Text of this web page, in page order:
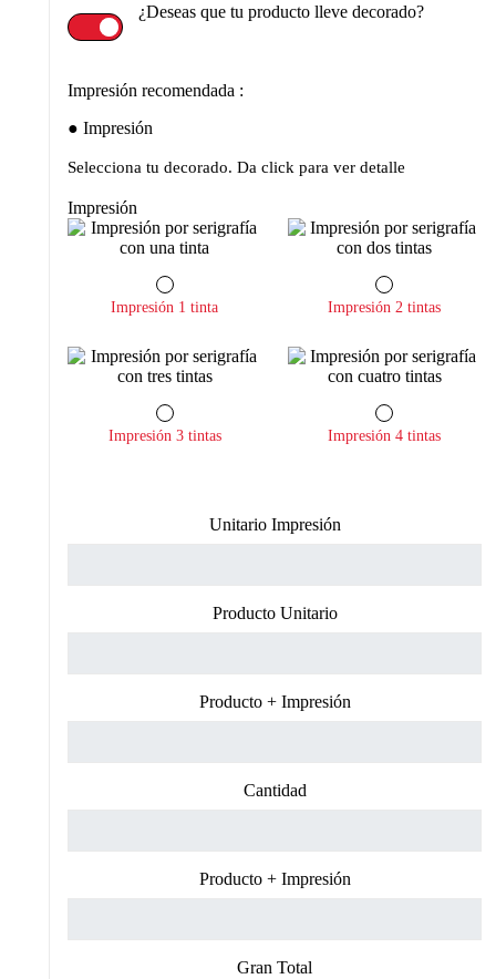
¿Deseas que tu producto lleve decorado?
Impresión recomendada :
Impresión
Selecciona tu decorado. Da click para ver detalle
Impresión
Impresión 1 tinta Impresión 2 tintas
Impresión 3 tintas Impresión 4 tintas
Unitario Impresión
Producto Unitario
Producto + Impresión
Cantidad
Producto + Impresión
Gran Total